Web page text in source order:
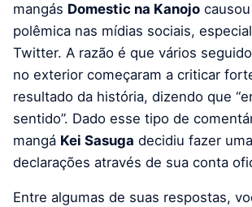
mangás Domestic na Kanojo
polêmica nas mídias sociais,
Twitter. A razão é que vários
no exterior começaram a criticar
resultado da história, dizendo que
sentido”. Dado esse tipo de
mangá Kei Sasuga decidiu fazer
declarações através de sua conta
Entre algumas de suas respostas,